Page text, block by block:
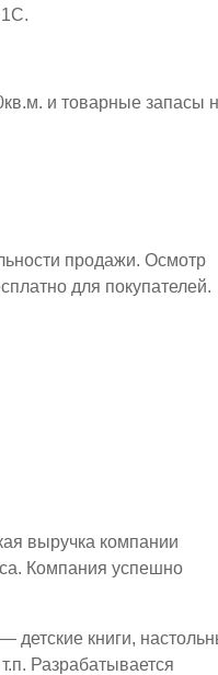
и товарные запасы
продажи. Осмотр
для покупателей.
выручка компании
Компания успешно
детские книги,
Разрабатывается